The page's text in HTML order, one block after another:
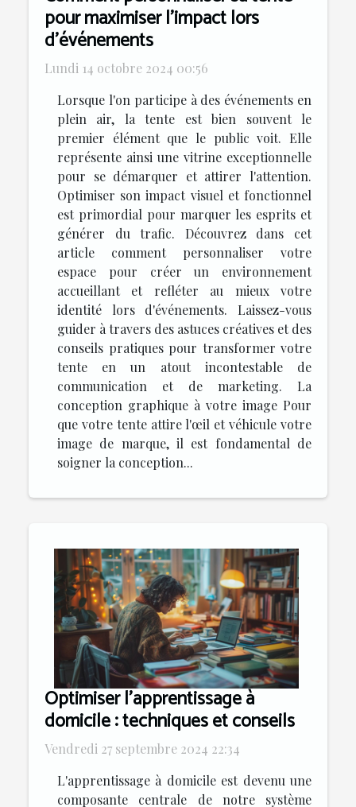
pour maximiser l'impact lors
d'événements
Lundi 14 octobre 2024 00:56
Lorsque l'on participe à des événements en
plein air, la tente est bien souvent le
premier élément que le public voit. Elle
représente ainsi une vitrine exceptionnelle
pour se démarquer et attirer l'attention.
Optimiser son impact visuel et fonctionnel
est primordial pour marquer les esprits et
générer du trafic. Découvrez dans cet
article comment personnaliser votre
espace pour créer un environnement
accueillant et refléter au mieux votre
identité lors d'événements. Laissez-vous
guider à travers des astuces créatives et des
conseils pratiques pour transformer votre
tente en un atout incontestable de
communication et de marketing. La
conception graphique à votre image Pour
que votre tente attire l'œil et véhicule votre
image de marque, il est fondamental de
soigner la conception...
Optimiser l'apprentissage à
domicile : techniques et conseils
Vendredi 27 septembre 2024 22:34
L'apprentissage à domicile est devenu une
composante centrale de notre système